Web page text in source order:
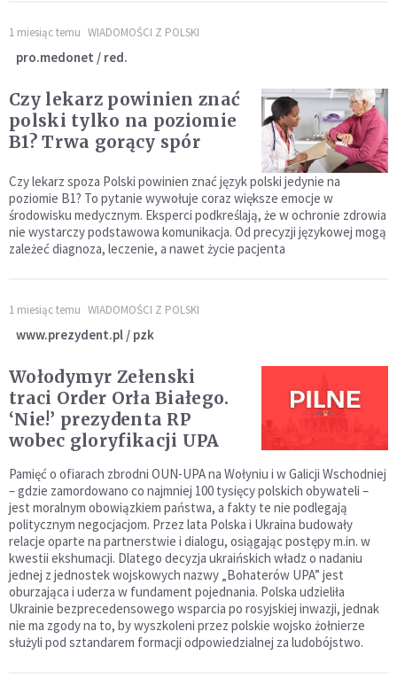
1 miesiąc temu WIADOMOŚCI Z POLSKI
pro.medonet / red.
Czy lekarz powinien znać
polski tylko na poziomie
B1? Trwa gorący spór
Czy lekarz spoza Polski powinien znać język polski jedynie na
poziomie B1? To pytanie wywołuje coraz większe emocje w
środowisku medycznym. Eksperci podkreślają, że w ochronie zdrowia
nie wystarczy podstawowa komunikacja. Od precyzji językowej mogą
zależeć diagnoza, leczenie, a nawet życie pacjenta
1 miesiąc temu WIADOMOŚCI Z POLSKI
www.prezydent.pl / pzk
Wołodymyr Zełenski
traci Order Orła Białego.
‘Nie!’ prezydenta RP
wobec gloryfikacji UPA
Pamięć o ofiarach zbrodni OUN-UPA na Wołyniu i w Galicji Wschodniej
– gdzie zamordowano co najmniej 100 tysięcy polskich obywateli –
jest moralnym obowiązkiem państwa, a fakty te nie podlegają
politycznym negocjacjom. Przez lata Polska i Ukraina budowały
relacje oparte na partnerstwie i dialogu, osiągając postępy m.in. w
kwestii ekshumacji. Dlatego decyzja ukraińskich władz o nadaniu
jednej z jednostek wojskowych nazwy „Bohaterów UPA” jest
oburzająca i uderza w fundament pojednania. Polska udzieliła
Ukrainie bezprecedensowego wsparcia po rosyjskiej inwazji, jednak
nie ma zgody na to, by wyszkoleni przez polskie wojsko żołnierze
służyli pod sztandarem formacji odpowiedzialnej za ludobójstwo.